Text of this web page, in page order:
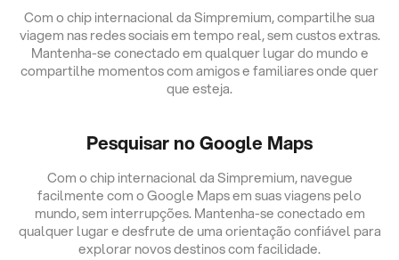
Com o chip internacional da Simpremium, compartilhe sua
viagem nas redes sociais em tempo real, sem custos extras.
Mantenha-se conectado em qualquer lugar do mundo e
compartilhe momentos com amigos e familiares onde quer
que esteja.
Pesquisar no Google Maps
Com o chip internacional da Simpremium, navegue
facilmente com o Google Maps em suas viagens pelo
mundo, sem interrupções. Mantenha-se conectado em
qualquer lugar e desfrute de uma orientação confiável para
explorar novos destinos com facilidade.